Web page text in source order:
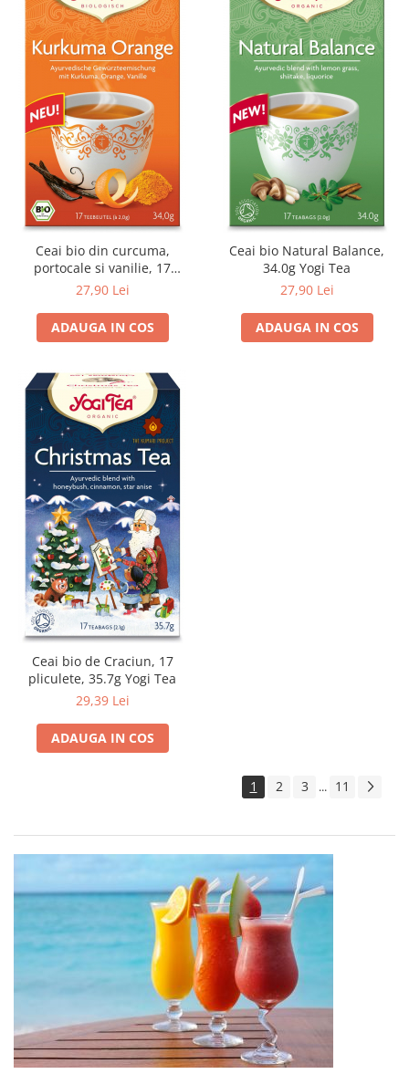
Ceai bio din curcuma,
portocale si vanilie, 17
pliculete 34.0g Yogi Tea
27,90 Lei
ADAUGA IN COS
Ceai bio Natural Balance,
34.0g Yogi Tea
27,90 Lei
ADAUGA IN COS
Ceai bio de Craciun, 17
pliculete, 35.7g Yogi Tea
29,39 Lei
ADAUGA IN COS
1 2 3 ... 11